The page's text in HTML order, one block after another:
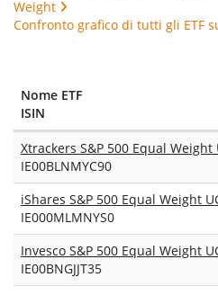
Weight
Confronto grafico di tutti gli ETF
Nome ETF
ISIN
IE00BLNMYC90
IE000MLMNYS0
IE00BNGJJT35